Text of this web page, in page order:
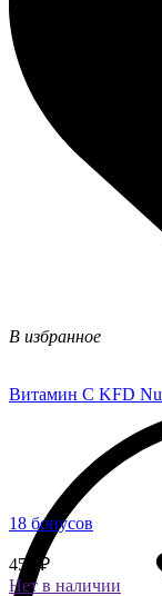
В избранное
Витамин C KFD
18 бонусов
450 ₽
Нет в наличии